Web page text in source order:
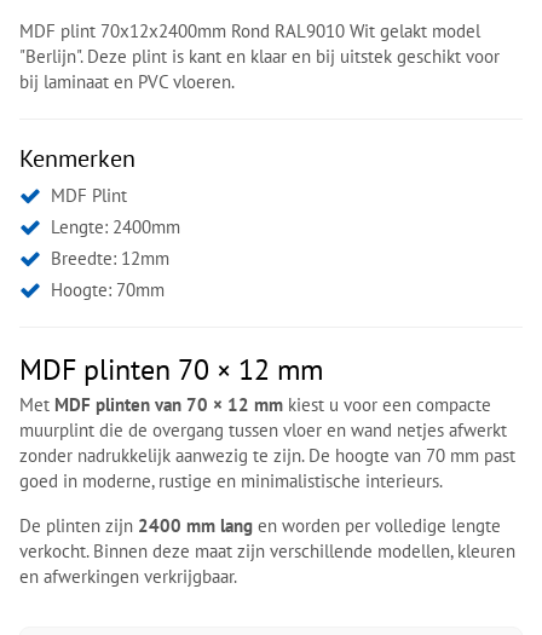
MDF plint 70x12x2400mm Rond RAL9010 Wit gelakt model
"Berlijn". Deze plint is kant en klaar en bij uitstek geschikt voor
bij laminaat en PVC vloeren.
Kenmerken
MDF Plint
Lengte: 2400mm
Breedte: 12mm
Hoogte: 70mm
MDF plinten 70 × 12 mm
Met MDF plinten van 70 × 12 mm kiest u voor een compacte
muurplint die de overgang tussen vloer en wand netjes afwerkt
zonder nadrukkelijk aanwezig te zijn. De hoogte van 70 mm past
goed in moderne, rustige en minimalistische interieurs.
De plinten zijn 2400 mm lang en worden per volledige lengte
verkocht. Binnen deze maat zijn verschillende modellen, kleuren
en afwerkingen verkrijgbaar.